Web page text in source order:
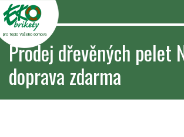
pro teplo Vašeho domova
Prodej dřevěných pelet
doprava zdarma